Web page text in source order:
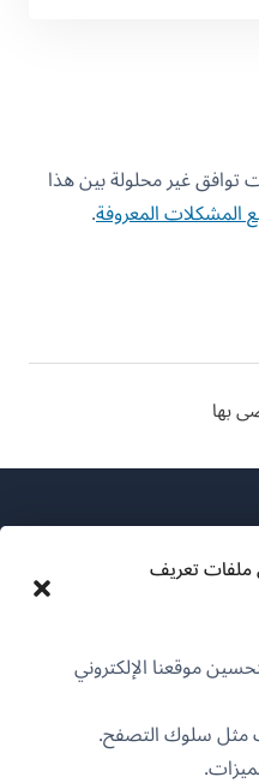
ملفات تعريف
موقعنا الإلكتروني
مثل سلوك التصفح.
غير محلولة بين هذا
المشكلات المعروفة.
بها
(يفتح
(يفتح